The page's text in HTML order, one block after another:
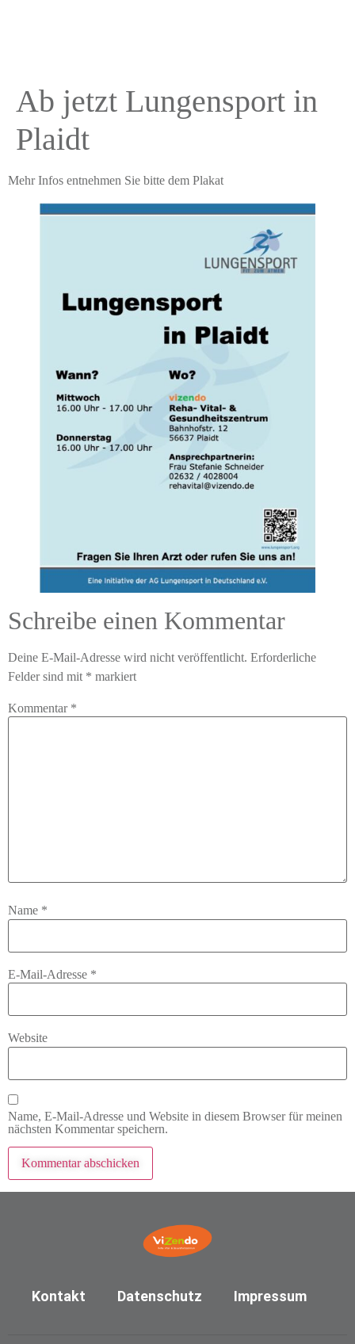
Ab jetzt Lungensport in
Plaidt
Mehr Infos entnehmen Sie bitte dem Plakat
Schreibe einen Kommentar
Deine E-Mail-Adresse wird nicht veröffentlicht. Erforderliche
Felder sind mit * markiert
Kommentar *
Name *
E-Mail-Adresse *
Website
Name, E-Mail-Adresse und Website in diesem Browser für meinen
nächsten Kommentar speichern.
Kontakt Datenschutz Impressum